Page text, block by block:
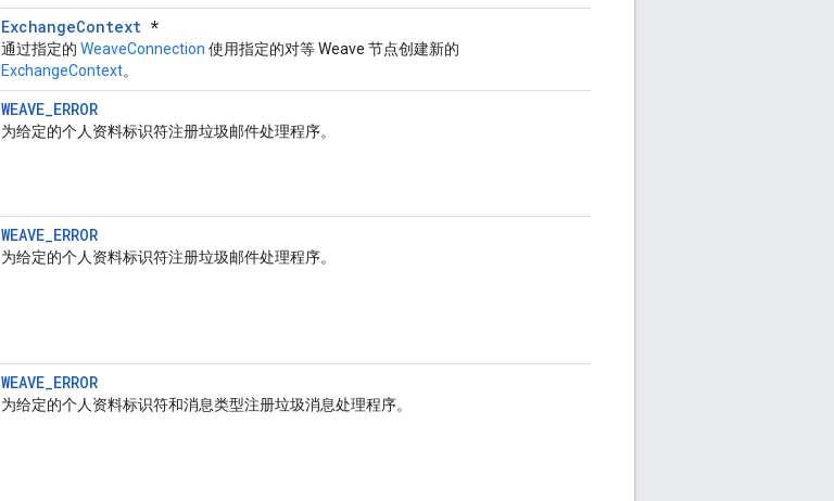
ExchangeContext *
通过指定的 WeaveConnection 使用指定的对等 Weave 节点创建新的
ExchangeContext。
WEAVE_ERROR
为给定的个人资料标识符注册垃圾邮件处理程序。
WEAVE_ERROR
为给定的个人资料标识符注册垃圾邮件处理程序。
WEAVE_ERROR
为给定的个人资料标识符和消息类型注册垃圾消息处理程序。